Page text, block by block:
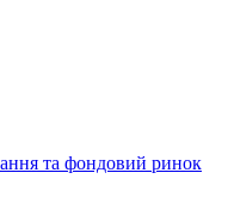
та фондовий ринок